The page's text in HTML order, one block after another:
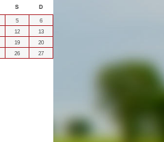
S
D
5
6
12
13
19
20
26
27